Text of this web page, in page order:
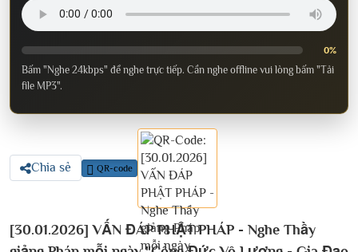
0%
Bấm "Nghe 24kbps" để nghe trực tiếp. Cần nghe offline vui lòng bấm "Tải
file MP3".
Chia sẻ QR-code
[30.01.2026] VẤN ĐÁP PHẬT PHÁP - Nghe Thầy